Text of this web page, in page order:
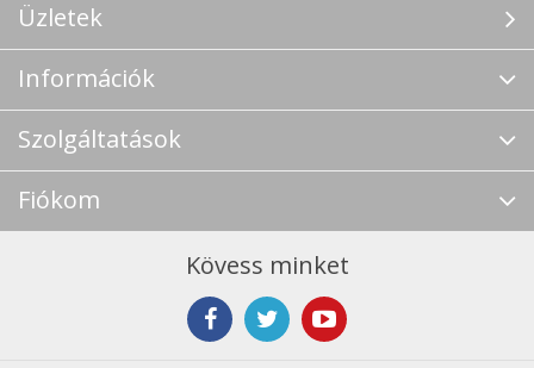
Üzletek
Információk
Szolgáltatások
Fiókom
Kövess minket